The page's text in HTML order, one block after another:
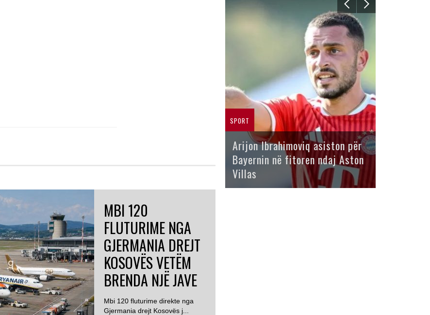
MBI 120
FLUTURIME NGA
GJERMANIA DREJT
KOSOVËS VETËM
BRENDA NJË JAVE
Mbi 120 fluturime direkte nga
Gjermania drejt Kosovës j...
SPORT
Arijon Ibrahimoviq asiston për
Bayernin në fitoren ndaj Aston
Villas